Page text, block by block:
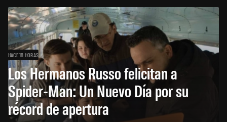
HACE 18 HORAS
Los Hermanos Russo felicitan a
Spider-Man: Un Nuevo Día por su
récord de apertura